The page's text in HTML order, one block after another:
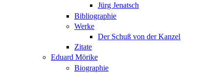
Jürg Jenatsch
Bibliographie
Werke
Der Schuß von der Kanzel
Zitate
Eduard Mörike
Biographie